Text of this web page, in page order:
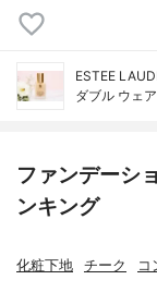
ESTEE
ダブル ウェ
ファンデーシ
ンキング
化粧下地 チーク コ